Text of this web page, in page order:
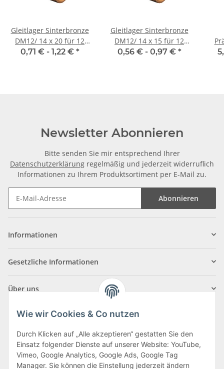
Gleitlager Sinterbronze
DM12/ 14 x 20 für 12
mm Welle
0,71 € - 1,22 € *
Gleitlager Sinterbronze
DM12/ 14 x 15 für 12
mm Welle
0,56 € - 0,97 € *
Newsletter Abonnieren
Bitte senden Sie mir entsprechend Ihrer
Datenschutzerklärung regelmäßig und jederzeit widerruflich
Informationen zu Ihrem Produktsortiment per E-Mail zu.
Abonnieren
Informationen
Gesetzliche Informationen
Über uns
Klagenfurter Straße 29
9556 Liebenfels
Wie wir Cookies & Co nutzen
Durch Klicken auf „Alle akzeptieren“ gestatten Sie den
Einsatz folgender Dienste auf unserer Website: YouTube,
Vimeo, Google Analytics, Google Ads, Google Tag
Manager. Sie können die Einstellung jederzeit ändern